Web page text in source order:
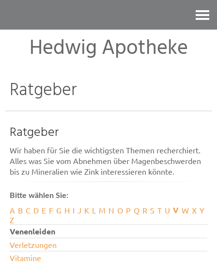
Hedwig Apotheke
Ratgeber
Ratgeber
Wir haben für Sie die wichtigsten Themen recherchiert.
Alles was Sie vom Abnehmen über Magenbeschwerden
bis zu Mineralien wie Zink interessieren könnte.
Bitte wählen Sie:
A B C D E F G H I J K L M N O P Q R S T U V W X Y
Z
Venenleiden
Verletzungen
Vitamine